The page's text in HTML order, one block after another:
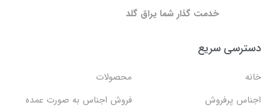
خدمت گذار شما یراق گلد
دسترسی سریع
خانه
محصولات
اجناس پرفروش
فروش اجناس به صورت عمده